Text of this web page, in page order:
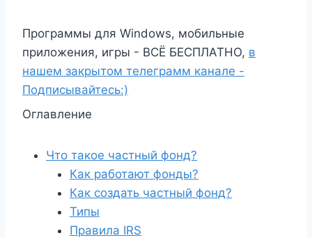
Программы для Windows, мобильные
приложения, игры - ВСЁ БЕСПЛАТНО, в
нашем закрытом телеграмм канале -
Подписывайтесь:)
Оглавление
Что такое частный фонд?
Как работают фонды?
Как создать частный фонд?
Типы
Правила IRS